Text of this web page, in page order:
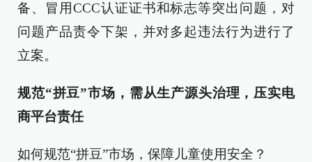
备、冒用CCC认证证书和标志等突出问题，对
问题产品责令下架，并对多起违法行为进行了
立案。
规范“拼豆”市场，需从生产源头治理，压实电
商平台责任
如何规范“拼豆”市场，保障儿童使用安全？